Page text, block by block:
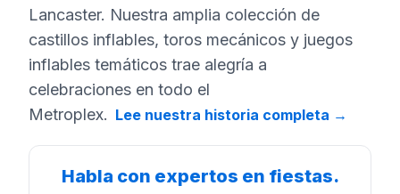
Lancaster. Nuestra amplia colección de
castillos inflables, toros mecánicos y juegos
inflables temáticos trae alegría a
celebraciones en todo el
Metroplex. Lee nuestra historia completa →
Habla con expertos en fiestas.